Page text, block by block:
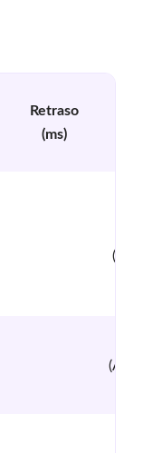
Retraso
(ms)